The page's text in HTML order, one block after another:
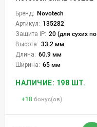
Бренд: Novotech
Артикул: 135282
Защита IP: 20 (для сухих пом.)
Высота: 33.2 мм
Длина: 60.9 мм
Ширина: 65 мм
НАЛИЧИЕ: 198 ШТ.
+18 бонус(ов)